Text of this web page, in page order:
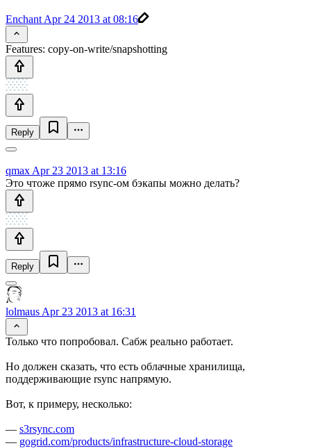
Enchant Apr 24 2013 at 08:16
Features: copy-on-write/snapshotting
Reply
qmax Apr 23 2013 at 13:16
Это чтоже прямо rsync-ом бэкапы можно делать?
Reply
lolmaus Apr 23 2013 at 16:31
Только что попробовал. Сабж реально работает.
Но должен сказать, что есть облачные хранилища,
поддерживающие rsync напрямую.
Вот, к примеру, несколько:
— s3rsync.com
— gogrid.com/products/infrastructure-cloud-storage